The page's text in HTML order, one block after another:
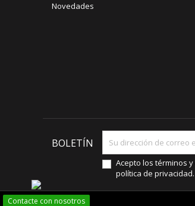
Novedades
Contacte con nosotros
BOLETÍN
Acepto los términos
política de privacidad.